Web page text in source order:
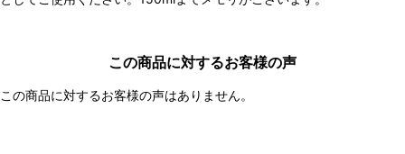
この商品に対するお客様の声
この商品に対するお客様の声はありません。